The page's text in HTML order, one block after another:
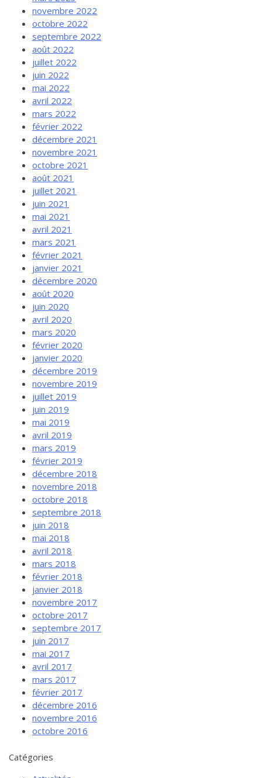
novembre 2022
octobre 2022
septembre 2022
août 2022
juillet 2022
juin 2022
mai 2022
avril 2022
mars 2022
février 2022
décembre 2021
novembre 2021
octobre 2021
août 2021
juillet 2021
juin 2021
mai 2021
avril 2021
mars 2021
février 2021
janvier 2021
décembre 2020
août 2020
juin 2020
avril 2020
mars 2020
février 2020
janvier 2020
décembre 2019
novembre 2019
juillet 2019
juin 2019
mai 2019
avril 2019
mars 2019
février 2019
décembre 2018
novembre 2018
octobre 2018
septembre 2018
juin 2018
mai 2018
avril 2018
mars 2018
février 2018
janvier 2018
novembre 2017
octobre 2017
septembre 2017
juin 2017
mai 2017
avril 2017
mars 2017
février 2017
décembre 2016
novembre 2016
octobre 2016
Catégories